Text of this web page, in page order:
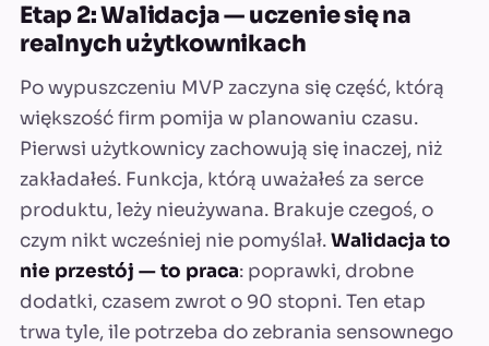
Etap 2: Walidacja — uczenie się na
realnych użytkownikach
Po wypuszczeniu MVP zaczyna się część, którą
większość firm pomija w planowaniu czasu.
Pierwsi użytkownicy zachowują się inaczej, niż
zakładałeś. Funkcja, którą uważałeś za serce
produktu, leży nieużywana. Brakuje czegoś, o
czym nikt wcześniej nie pomyślał.Walidacja to
nie przestój — to praca: poprawki, drobne
dodatki, czasem zwrot o 90 stopni. Ten etap
trwa tyle, ile potrzeba do zebrania sensownego